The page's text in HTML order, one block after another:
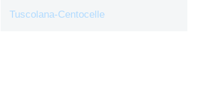
Tuscolana-Centocelle